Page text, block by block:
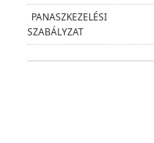
PANASZKEZELÉSI
SZABÁLYZAT